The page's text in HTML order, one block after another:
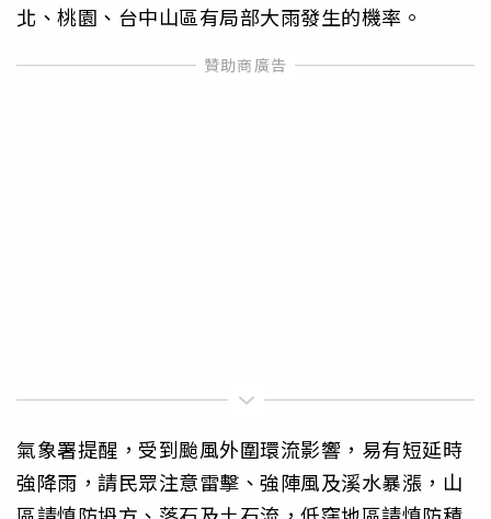
北、桃園、台中山區有局部大雨發生的機率。
氣象署提醒，受到颱風外圍環流影響，易有短延時
強降雨，請民眾注意雷擊、強陣風及溪水暴漲，山